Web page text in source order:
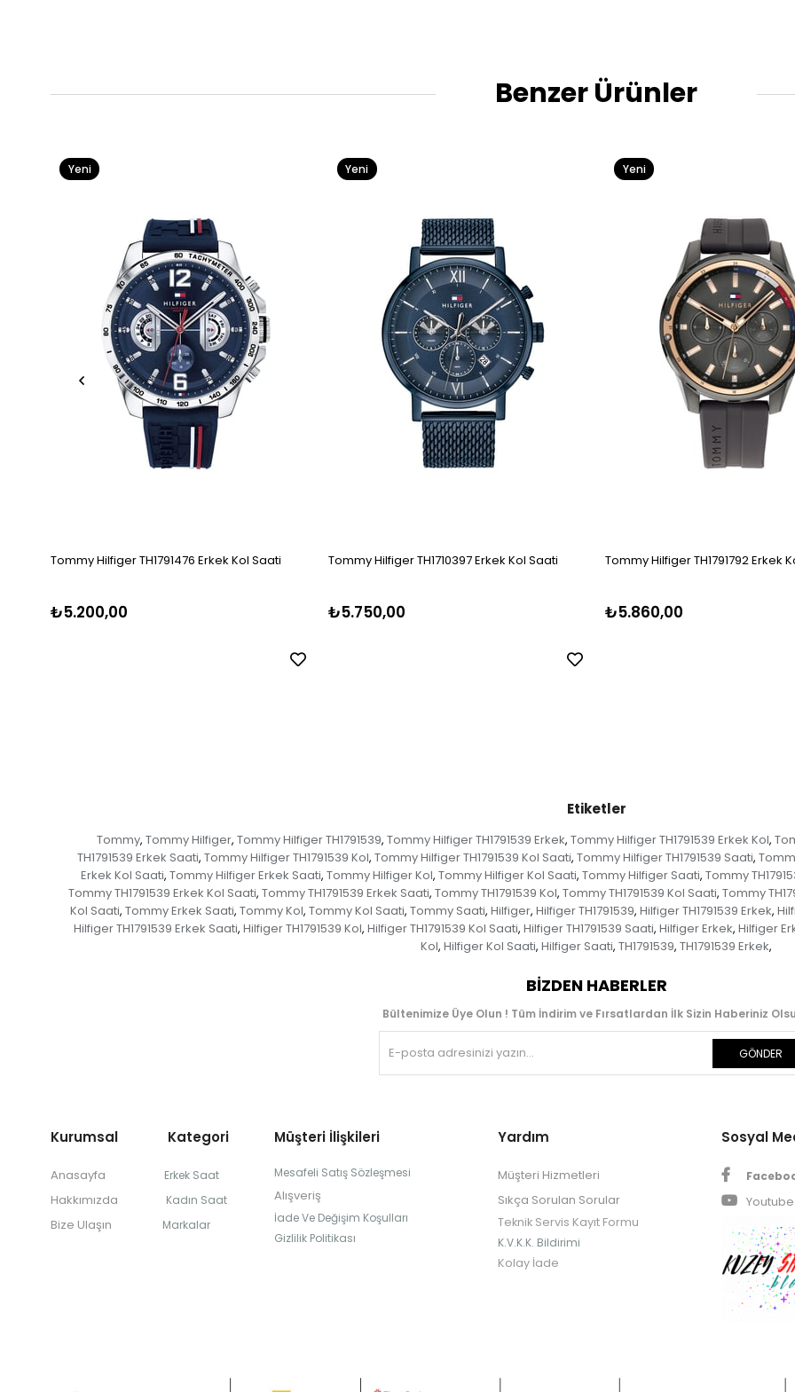
Benzer Ürünler
Tommy Hilfiger TH1791476 Erkek Kol Saati
₺5.200,00
Yeni
Tommy Hilfiger TH1710397 Erkek Kol Saati
₺5.750,00
Yeni
Tommy Hilfiger TH1791792 Erkek
₺5.860,00
Yeni
Etiketler
Tommy, Tommy Hilfiger, Tommy Hilfiger TH1791539, Tommy Hilfiger TH1791539 Erkek, Tommy Hilfiger TH1791539 Erkek Kol,
TH1791539 Erkek Saati, Tommy Hilfiger TH1791539 Kol, Tommy Hilfiger TH1791539 Kol Saati, Tommy Hilfiger TH1791539 Saati,
Erkek Kol Saati, Tommy Hilfiger Erkek Saati, Tommy Hilfiger Kol, Tommy Hilfiger Kol Saati, Tommy Hilfiger Saati, Tommy
Tommy TH1791539 Erkek Kol Saati, Tommy TH1791539 Erkek Saati, Tommy TH1791539 Kol, Tommy TH1791539 Kol Saati, Tommy
Kol Saati, Tommy Erkek Saati, Tommy Kol, Tommy Kol Saati, Tommy Saati, Hilfiger, Hilfiger TH1791539, Hilfiger TH1791539 Erkek,
Hilfiger TH1791539 Erkek Saati, Hilfiger TH1791539 Kol, Hilfiger TH1791539 Kol Saati, Hilfiger TH1791539 Saati, Hilfiger Erkek, Hilfiger
Kol, Hilfiger Kol Saati, Hilfiger Saati, TH1791539, TH1791539 Erkek,
BIZDEN HABERLER
Bültenimize Üye Olun ! Tüm İndirim ve Fırsatlardan İlk Sizin Haberiniz
GÖNDER
Kurumsal Kategori
Anasayfa Erkek Saat
Hakkımızda Kadın Saat
Bize Ulaşın Markalar
Müşteri İlişkileri
Mesafeli Satış Sözleşmesi
Alışveriş
İade Ve Değişim Koşulları
Gizlilik Politikası
Yardım
Müşteri Hizmetleri
Sıkça Sorulan Sorular
Teknik Servis Kayıt Formu
K.V.K.K. Bildirimi
Kolay İade
Sosyal
Youtube